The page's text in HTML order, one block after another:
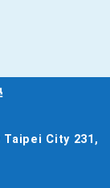
Taipei City 231,